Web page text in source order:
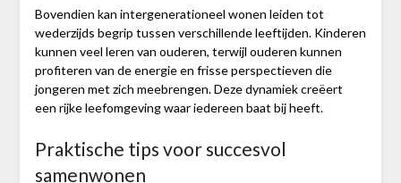
Bovendien kan intergenerationeel wonen leiden tot
wederzijds begrip tussen verschillende leeftijden. Kinderen
kunnen veel leren van ouderen, terwijl ouderen kunnen
profiteren van de energie en frisse perspectieven die
jongeren met zich meebrengen. Deze dynamiek creëert
een rijke leefomgeving waar iedereen baat bij heeft.
Praktische tips voor succesvol
samenwonen